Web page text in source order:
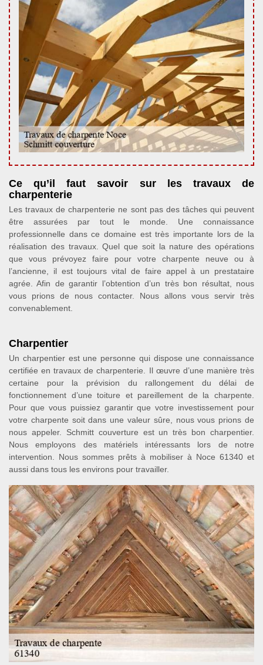
Ce qu’il faut savoir sur les travaux de
charpenterie
Les travaux de charpenterie ne sont pas des tâches qui peuvent
être assurées par tout le monde. Une connaissance
professionnelle dans ce domaine est très importante lors de la
réalisation des travaux. Quel que soit la nature des opérations
que vous prévoyez faire pour votre charpente neuve ou à
l’ancienne, il est toujours vital de faire appel à un prestataire
agrée. Afin de garantir l’obtention d’un très bon résultat, nous
vous prions de nous contacter. Nous allons vous servir très
convenablement.
Charpentier
Un charpentier est une personne qui dispose une connaissance
certifiée en travaux de charpenterie. Il œuvre d’une manière très
certaine pour la prévision du rallongement du délai de
fonctionnement d’une toiture et pareillement de la charpente.
Pour que vous puissiez garantir que votre investissement pour
votre charpente soit dans une valeur sûre, nous vous prions de
nous appeler. Schmitt couverture est un très bon charpentier.
Nous employons des matériels intéressants lors de notre
intervention. Nous sommes prêts à mobiliser à Noce 61340 et
aussi dans tous les environs pour travailler.